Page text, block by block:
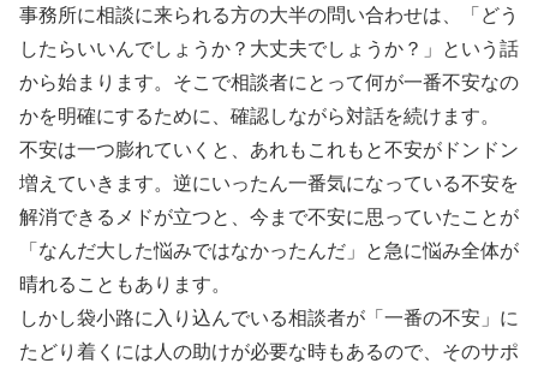
事務所に相談に来られる方の大半の問い合わせは、「どう
したらいいんでしょうか？大丈夫でしょうか？」という話
から始まります。そこで相談者にとって何が一番不安なの
かを明確にするために、確認しながら対話を続けます。
不安は一つ膨れていくと、あれもこれもと不安がドンドン
増えていきます。逆にいったん一番気になっている不安を
解消できるメドが立つと、今まで不安に思っていたことが
「なんだ大した悩みではなかったんだ」と急に悩み全体が
晴れることもあります。
しかし袋小路に入り込んでいる相談者が「一番の不安」に
たどり着くには人の助けが必要な時もあるので、そのサポ